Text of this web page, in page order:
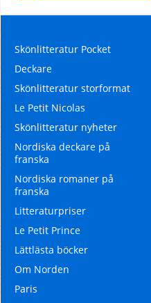
Skönlitteratur Pocket
Deckare
Skönlitteratur storformat
Le Petit Nicolas
Skönlitteratur nyheter
Nordiska deckare på
franska
Nordiska romaner på
franska
Litteraturpriser
Le Petit Prince
Lättlästa böcker
Om Norden
Paris